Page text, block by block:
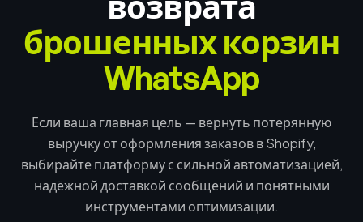
брошенных корзин
WhatsApp
Если ваша главная цель — вернуть потерянную
выручку от оформления заказов в Shopify,
выбирайте платформу с сильной автоматизацией,
надёжной доставкой сообщений и понятными
инструментами оптимизации.